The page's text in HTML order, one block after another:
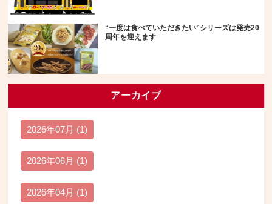
“一度は食べていただきたい”シリーズは発売20
周年を迎えます
アーカイブ
2026年07月 (1)
2026年06月 (1)
2026年04月 (1)